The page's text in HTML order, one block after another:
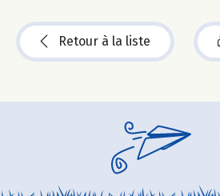
Retour à la liste